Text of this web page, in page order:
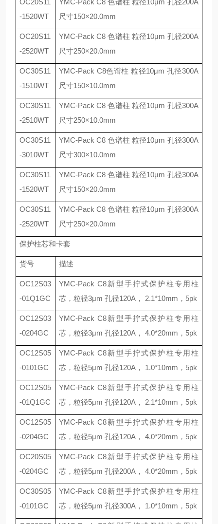
OC20S11
-1520WT
YMC-Pack C8色谱柱 粒径10μm 孔径200A
尺寸150×20.0mm
OC20S11
-2520WT
YMC-Pack C8色谱柱 粒径10μm 孔径200A
尺寸250×20.0mm
OC30S11
-1510WT
YMC-Pack C8色谱柱 粒径10μm 孔径300A
尺寸150×10.0mm
OC30S11
-2510WT
YMC-Pack C8色谱柱 粒径10μm 孔径300A
尺寸250×10.0mm
OC30S11
-3010WT
YMC-Pack C8色谱柱 粒径10μm 孔径300A
尺寸300×10.0mm
OC30S11
-1520WT
YMC-Pack C8色谱柱 粒径10μm 孔径300A
尺寸150×20.0mm
OC30S11
-2520WT
YMC-Pack C8色谱柱 粒径10μm 孔径300A
尺寸250×20.0mm
保护柱芯和卡套
货号 描述
OC12S03
-01Q1GC
YMC-Pack C8新型手拧式保护柱专用柱
芯，粒径3μm 孔径120A ， 2.1*10mm ， 5pk
OC12S03
-0204GC
YMC-Pack C8新型手拧式保护柱专用柱
芯，粒径3μm 孔径120A ， 4.0*20mm ， 5pk
OC12S05
-0101GC
YMC-Pack C8新型手拧式保护柱专用柱
芯，粒径5μm 孔径120A ， 1.0*10mm ， 5pk
OC12S05
-01Q1GC
YMC-Pack C8新型手拧式保护柱专用柱
芯，粒径5μm 孔径120A ， 2.1*10mm ， 5pk
OC12S05
-0204GC
YMC-Pack C8新型手拧式保护柱专用柱
芯，粒径5μm 孔径120A ， 4.0*20mm ， 5pk
OC20S05
-0204GC
YMC-Pack C8新型手拧式保护柱专用柱
芯，粒径5μm 孔径200A ， 4.0*20mm ， 5pk
OC30S05
-0101GC
YMC-Pack C8新型手拧式保护柱专用柱
芯，粒径5μm 孔径300A ， 1.0*10mm ， 5pk